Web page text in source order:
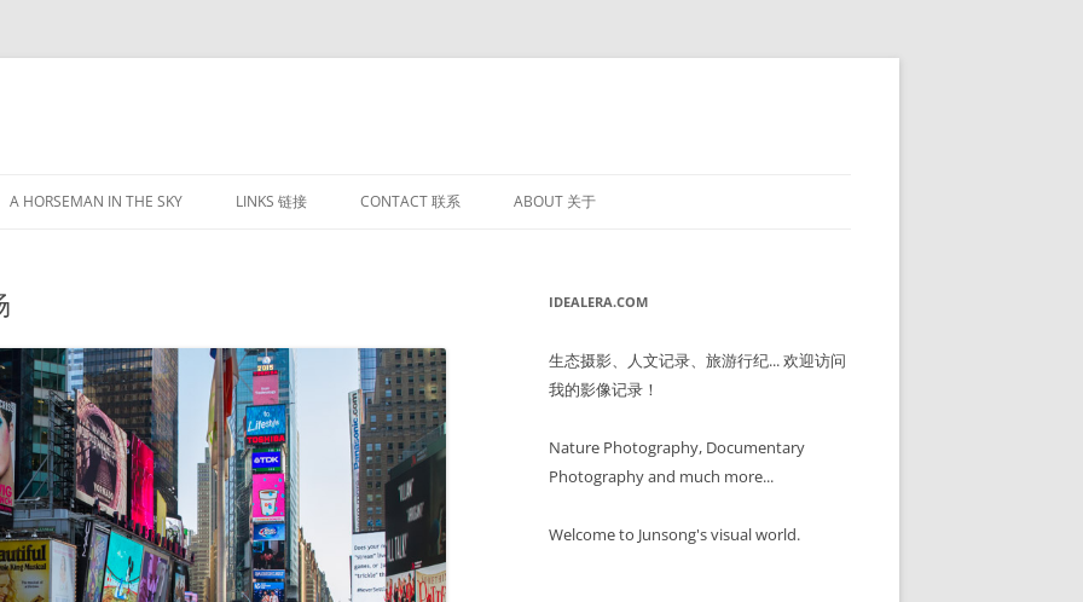
至
正
A HORSEMAN IN THE SKY LINKS 链接 CONTACT 联系 ABOUT 关于
IDEALERA.COM
生态摄影、人文记录、旅游行纪... 欢迎访问
我的影像记录！
Nature Photography, Documentary
Photography and much more...
Welcome to Junsong's visual world.